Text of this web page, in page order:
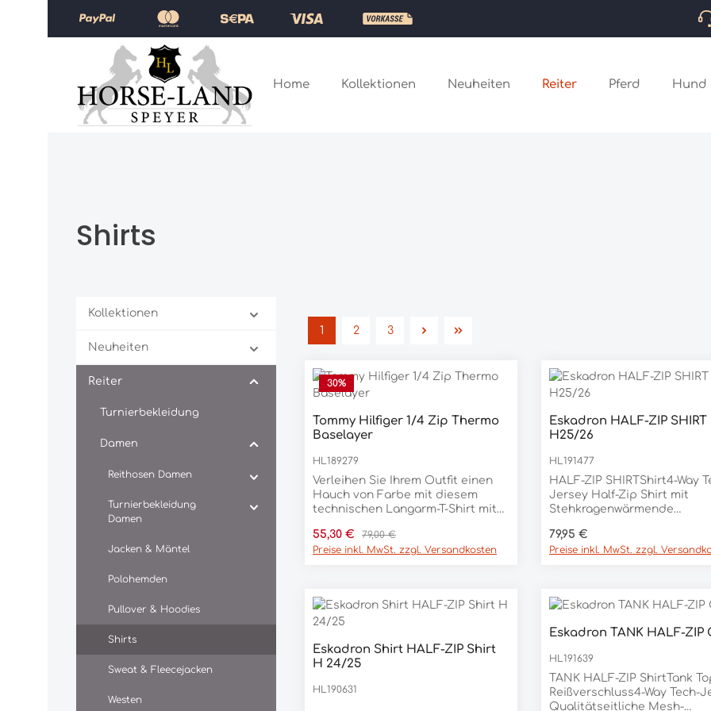
Zum Hauptinhalt springen
Zur Hauptnavigation springen
Home Kollektionen Neuheiten Reiter Pferd Hund
Shirts
Kollektionen
Neuheiten
Reiter
Turnierbekleidung
Damen
Reithosen Damen
Turnierbekleidung
Damen
Jacken & Mäntel
Polohemden
Pullover & Hoodies
Shirts
Sweat & Fleecejacken
Westen
Seite
1
Seite
2
Seite
3
30%
Tommy Hilfiger 1/4 Zip Thermo
Baselayer
HL189279
Verleihen Sie Ihrem Outfit einen
Hauch von Farbe mit diesem
technischen Langarm-T-Shirt mit
vorne am Hals und dezentem
Logo oben am Rücken. Dieses
und eignet sich sowohl einzeln als
auch als erste Schicht, um bei
wärmeren Temperaturen Wärme
Wetter einzuschließen. Mit einer
Bi-Material-Konstruktion für
dieser tran_x0002_sitional-
Verkaufspreis:
55,30 € Regulärer Preis:
79,00 €
Preise inkl. MwSt. zzgl. Versandkosten
Eskadron HALF-ZIP SHIRT
H25/26
HL191477
HALF-ZIP SHIRTShirt4-Way
Jersey Half-Zip Shirt mit
Stehkragenwärmende
Materialenganliegende
PassformHeritage-Emblem
Regulärer Preis:
79,95 €
Preise inkl. MwSt. zzgl.
Eskadron Shirt HALF-ZIP Shirt
H 24/25
HL190631
Eskadron TANK HALF-ZIP
HL191639
TANK HALF-ZIP ShirtTank
Reißverschluss4-Way Tech-
Qualitätseitliche Mesh-